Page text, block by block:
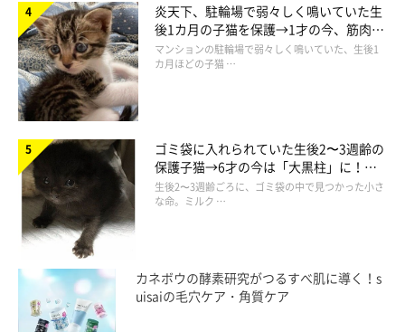
炎天下、駐輪場で弱々しく鳴いていた生
後1カ月の子猫を保護→1才の今、筋肉質
でツンデレなコに成長
マンションの駐輪場で弱々しく鳴いていた、生後1
カ月ほどの子猫 …
ゴミ袋に入れられていた生後2〜3週齢の
保護子猫→6才の今は「大黒柱」に！
美しい黒猫に成長した姿にグッとくる
生後2〜3週齢ごろに、ゴミ袋の中で見つかった小さ
な命。ミルク …
カネボウの酵素研究がつるすべ肌に導く！s
uisaiの毛穴ケア・角質ケア